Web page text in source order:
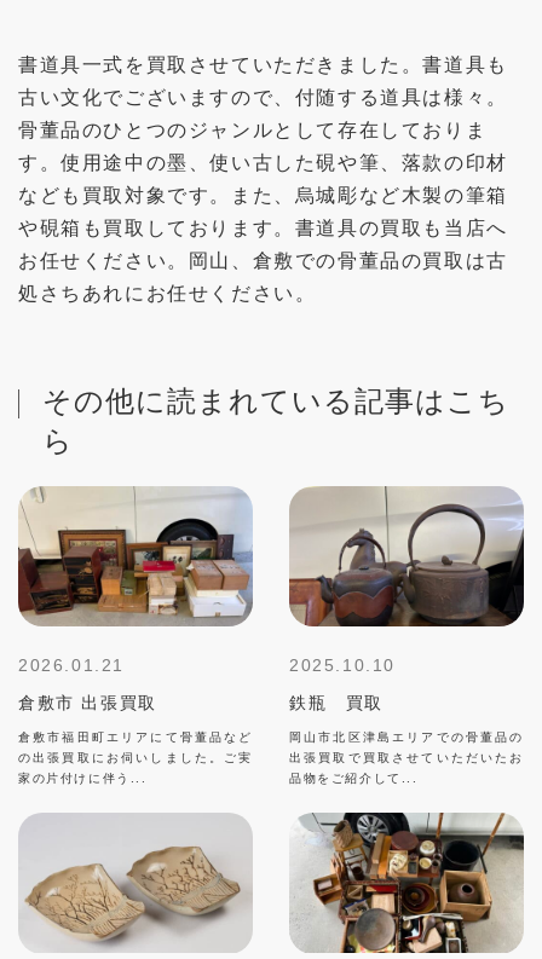
書道具一式を買取させていただきました。書道具も
古い文化でございますので、付随する道具は様々。
骨董品のひとつのジャンルとして存在しておりま
す。使用途中の墨、使い古した硯や筆、落款の印材
なども買取対象です。また、烏城彫など木製の筆箱
や硯箱も買取しております。書道具の買取も当店へ
お任せください。岡山、倉敷での骨董品の買取は古
処さちあれにお任せください。
その他に読まれている記事はこち
ら
2026.01.21
倉敷市 出張買取
倉敷市福田町エリアにて骨董品など
の出張買取にお伺いしました。ご実
家の片付けに伴う...
2025.10.10
鉄瓶 買取
岡山市北区津島エリアでの骨董品の
出張買取で買取させていただいたお
品物をご紹介して...